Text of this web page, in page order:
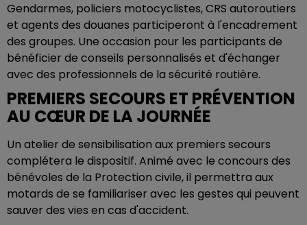
Gendarmes, policiers motocyclistes, CRS autoroutiers
et agents des douanes participeront à l'encadrement
des groupes. Une occasion pour les participants de
bénéficier de conseils personnalisés et d'échanger
avec des professionnels de la sécurité routière.
PREMIERS SECOURS ET PRÉVENTION
AU CŒUR DE LA JOURNÉE
Un atelier de sensibilisation aux premiers secours
complétera le dispositif. Animé avec le concours des
bénévoles de la Protection civile, il permettra aux
motards de se familiariser avec les gestes qui peuvent
sauver des vies en cas d'accident.